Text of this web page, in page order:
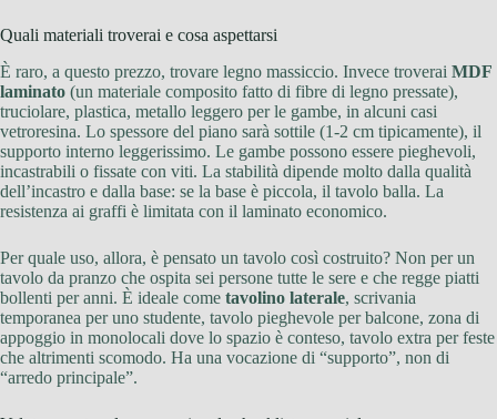
Quali materiali troverai e cosa aspettarsi
È raro, a questo prezzo, trovare legno massiccio. Invece troverai MDF
laminato (un materiale composito fatto di fibre di legno pressate),
truciolare, plastica, metallo leggero per le gambe, in alcuni casi
vetroresina. Lo spessore del piano sarà sottile (1-2 cm tipicamente), il
supporto interno leggerissimo. Le gambe possono essere pieghevoli,
incastrabili o fissate con viti. La stabilità dipende molto dalla qualità
dell’incastro e dalla base: se la base è piccola, il tavolo balla. La
resistenza ai graffi è limitata con il laminato economico.
Per quale uso, allora, è pensato un tavolo così costruito? Non per un
tavolo da pranzo che ospita sei persone tutte le sere e che regge piatti
bollenti per anni. È ideale come tavolino laterale, scrivania
temporanea per uno studente, tavolo pieghevole per balcone, zona di
appoggio in monolocali dove lo spazio è conteso, tavolo extra per feste
che altrimenti scomodo. Ha una vocazione di “supporto”, non di
“arredo principale”.